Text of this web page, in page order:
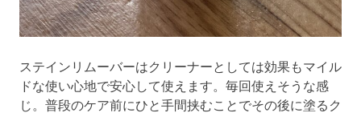
ステインリムーバーはクリーナーとしては効果もマイル
ドな使い心地で安心して使えます。毎回使えそうな感
じ。普段のケア前にひと手間挟むことでその後に塗るク